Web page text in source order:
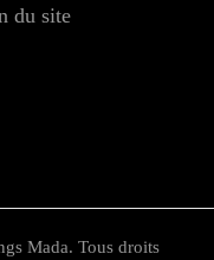
du site
Mada. Tous droits